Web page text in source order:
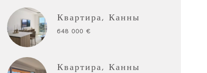
Квартира, Канны
648 000 €
Квартира, Канны